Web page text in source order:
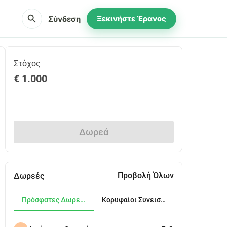
search Σύνδεση Ξεκινήστε Έρανος
Στόχος
€ 1.000
Δωρεά
Δωρεές Προβολή Όλων
Πρόσφατες Δωρεές Κορυφαίοι Συνεισφέροντες